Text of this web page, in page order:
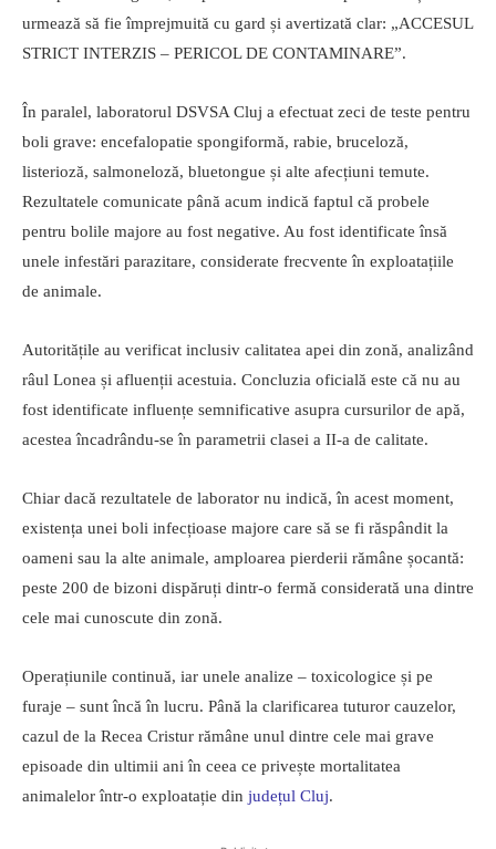
urmează să fie împrejmuită cu gard și avertizată clar: „ACCESUL
STRICT INTERZIS – PERICOL DE CONTAMINARE”.
În paralel, laboratorul DSVSA Cluj a efectuat zeci de teste pentru
boli grave: encefalopatie spongiformă, rabie, bruceloză,
listerioză, salmoneloză, bluetongue și alte afecțiuni temute.
Rezultatele comunicate până acum indică faptul că probele
pentru bolile majore au fost negative. Au fost identificate însă
unele infestări parazitare, considerate frecvente în exploatațiile
de animale.
Autoritățile au verificat inclusiv calitatea apei din zonă, analizând
râul Lonea și afluenții acestuia. Concluzia oficială este că nu au
fost identificate influențe semnificative asupra cursurilor de apă,
acestea încadrându-se în parametrii clasei a II-a de calitate.
Chiar dacă rezultatele de laborator nu indică, în acest moment,
existența unei boli infecțioase majore care să se fi răspândit la
oameni sau la alte animale, amploarea pierderii rămâne șocantă:
peste 200 de bizoni dispăruți dintr-o fermă considerată una dintre
cele mai cunoscute din zonă.
Operațiunile continuă, iar unele analize – toxicologice și pe
furaje – sunt încă în lucru. Până la clarificarea tuturor cauzelor,
cazul de la Recea Cristur rămâne unul dintre cele mai grave
episoade din ultimii ani în ceea ce privește mortalitatea
animalelor într-o exploatație din județul Cluj.